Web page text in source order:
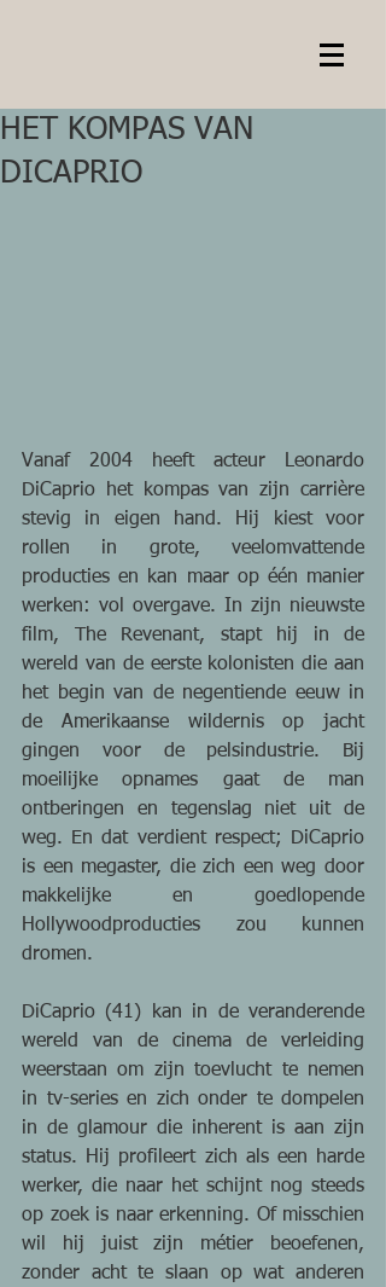
HET KOMPAS VAN
DICAPRIO
Vanaf 2004 heeft acteur Leonardo
DiCaprio het kompas van zijn carrière
stevig in eigen hand. Hij kiest voor
rollen in grote, veelomvattende
producties en kan maar op één manier
werken: vol overgave. In zijn nieuwste
film, The Revenant, stapt hij in de
wereld van de eerste kolonisten die aan
het begin van de negentiende eeuw in
de Amerikaanse wildernis op jacht
gingen voor de pelsindustrie. Bij
moeilijke opnames gaat de man
ontberingen en tegenslag niet uit de
weg. En dat verdient respect; DiCaprio
is een megaster, die zich een weg door
makkelijke en goedlopende
Hollywoodproducties zou kunnen
dromen.
DiCaprio (41) kan in de veranderende
wereld van de cinema de verleiding
weerstaan om zijn toevlucht te nemen
in tv-series en zich onder te dompelen
in de glamour die inherent is aan zijn
status. Hij profileert zich als een harde
werker, die naar het schijnt nog steeds
op zoek is naar erkenning. Of misschien
wil hij juist zijn métier beoefenen,
zonder acht te slaan op wat anderen